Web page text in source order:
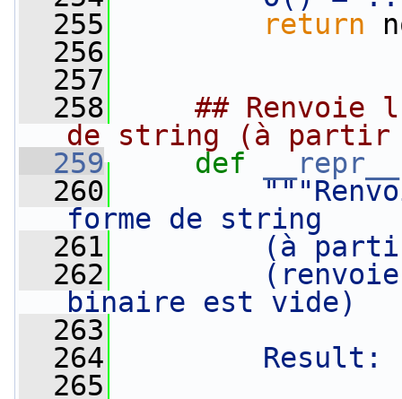
  255
return
  256
  257
  258
## Renvoie
de string (à partir
  259
def __repr__
  260
forme de string
  261
(à
  262
binaire est vide)
  263
  264
Result:
  265